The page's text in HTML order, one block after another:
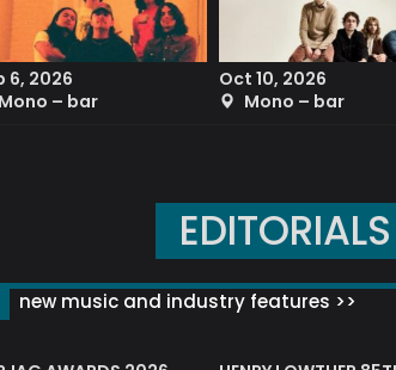
6, 2026
Mono – bar
Oct 10, 2026
Mono – bar
new music and industry features >>